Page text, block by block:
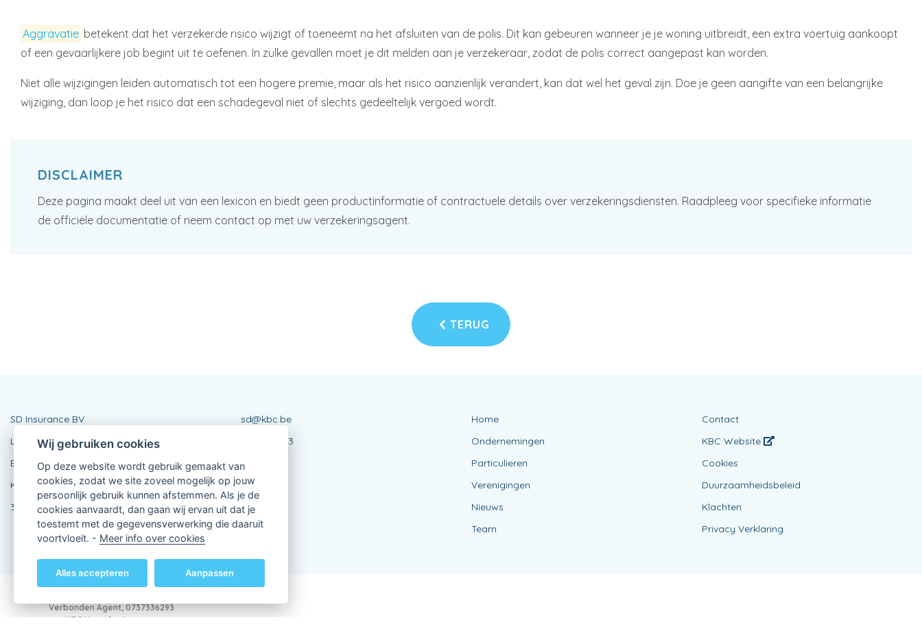
Aggravatie betekent dat het verzekerde risico wijzigt of toeneemt na het afsluiten van de polis. Dit kan gebeuren wanneer je je woning uitbreidt, een extra voertuig aankoopt
of een gevaarlijkere job begint uit te oefenen. In zulke gevallen moet je dit melden aan je verzekeraar, zodat de polis correct aangepast kan worden.
Niet alle wijzigingen leiden automatisch tot een hogere premie, maar als het risico aanzienlijk verandert, kan dat wel het geval zijn. Doe je geen aangifte van een belangrijke
wijziging, dan loop je het risico dat een schadegeval niet of slechts gedeeltelijk vergoed wordt.
DISCLAIMER
Deze pagina maakt deel uit van een lexicon en biedt geen productinformatie of contractuele details over verzekeringsdiensten. Raadpleeg voor specifieke informatie
de officiële documentatie of neem contact op met uw verzekeringsagent.
TERUG
SD Insurance BV
Lichterveldestraat 2 - 8610 Kortemark
Burg 47 - 8820 Torhout
Kortemark: 051 56 99 00 - Torhout: 050 21 26
35
sd@kbc.be
0737336293
Home
Ondernemingen
Particulieren
Verenigingen
Nieuws
Team
Contact
KBC Website
Cookies
Duurzaamheidsbeleid
Klachten
Privacy Verklaring
Verbonden Agent, 0737336293
van KBC Verzekeringen nv
Wij gebruiken cookies
Op deze website wordt gebruik gemaakt van
cookies, zodat we site zoveel mogelijk op jouw
persoonlijk gebruik kunnen afstemmen. Als je de
cookies aanvaardt, dan gaan wij ervan uit dat je
toestemt met de gegevensverwerking die daaruit
voortvloeit. - Meer info over cookies
Alles accepteren Aanpassen